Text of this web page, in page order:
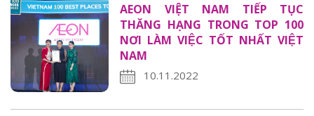
AEON VIỆT NAM TIẾP TỤC
THĂNG HẠNG TRONG TOP 100
NƠI LÀM VIỆC TỐT NHẤT VIỆT
NAM
10.11.2022